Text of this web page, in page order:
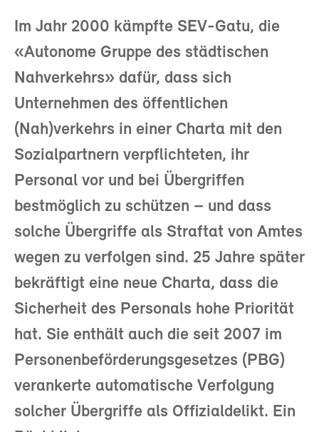
Im Jahr 2000 kämpfte SEV-Gatu, die
«Autonome Gruppe des städtischen
Nahverkehrs» dafür, dass sich
Unternehmen des öffentlichen
(Nah)verkehrs in einer Charta mit den
Sozialpartnern verpflichteten, ihr
Personal vor und bei Übergriffen
bestmöglich zu schützen – und dass
solche Übergriffe als Straftat von Amtes
wegen zu verfolgen sind. 25 Jahre später
bekräftigt eine neue Charta, dass die
Sicherheit des Personals hohe Priorität
hat. Sie enthält auch die seit 2007 im
Personenbeförderungsgesetzes (PBG)
verankerte automatische Verfolgung
solcher Übergriffe als Offizialdelikt. Ein